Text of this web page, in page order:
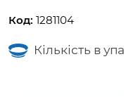
Код: 1281104
Кількість в